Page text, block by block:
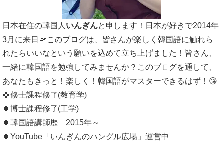
日本在住の韓国人 いんぎんと申します！日本が好きで2014年
3月に来日🛫このブログは、皆さんが楽しく韓国語に触れら
れたらいいなという願いを込めて立ち上げました！皆さん、
一緒に韓国語を勉強してみませんか？このブログを通して、
あなたもきっと！楽しく！韓国語がマスターできるはず！😘
🍀修士課程修了(教育学)
🍀博士課程修了(工学)
🍀韓国語講師歴 2015年～
🍀YouTube「いんぎんのハングル広場」運営中